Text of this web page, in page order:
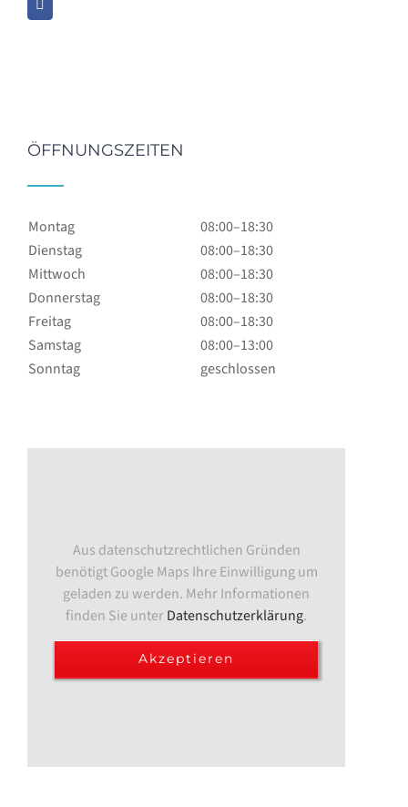
ÖFFNUNGSZEITEN
Montag
08:00–18:30
Dienstag
08:00–18:30
Mittwoch
08:00–18:30
Donnerstag
08:00–18:30
Freitag
08:00–18:30
Samstag
08:00–13:00
Sonntag
geschlossen
Aus datenschutzrechtlichen Gründen
benötigt Google Maps Ihre Einwilligung um
geladen zu werden. Mehr Informationen
finden Sie unterDatenschutzerklärung.
Akzeptieren